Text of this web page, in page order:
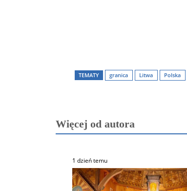
TEMATY granica Litwa Polska
Więcej od autora
1 dzień temu